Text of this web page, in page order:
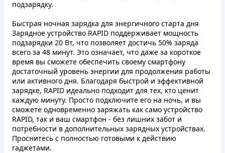
подзарядку.
Быстрая ночная зарядка для энергичного старта дня
Зарядное устройство RAPID поддерживает мощность
подзарядки 20 Вт, что позволяет достичь 50% заряда
всего за 48 минут. Это означает, что даже за короткое
время вы сможете обеспечить своему смартфону
достаточный уровень энергии для продолжения работы
или активного дня. Благодаря быстрой и эффективной
зарядке, RAPID идеально подходит для тех, кто ценит
каждую минуту. Просто подключите его на ночь, и вы
сможете одновременно заряжать как само устройство
RAPID, так и ваш смартфон - без лишних забот и
потребности в дополнительных зарядных устройствах.
Проснитесь с полностью готовыми к действию
гаджетами.